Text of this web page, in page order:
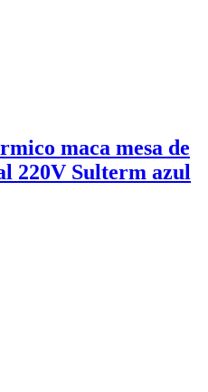
maca mesa de
220V Sulterm azul